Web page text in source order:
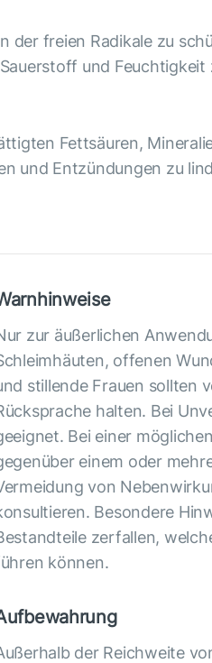
der freien Radikale zu
und
Fettsäuren,
und Entzündungen zu
zur äußerlichen
offenen
stillende Frauen sollten
halten. Bei
Bei einer
einem oder
von
Besondere
zerfallen,
können.
der Reichweite